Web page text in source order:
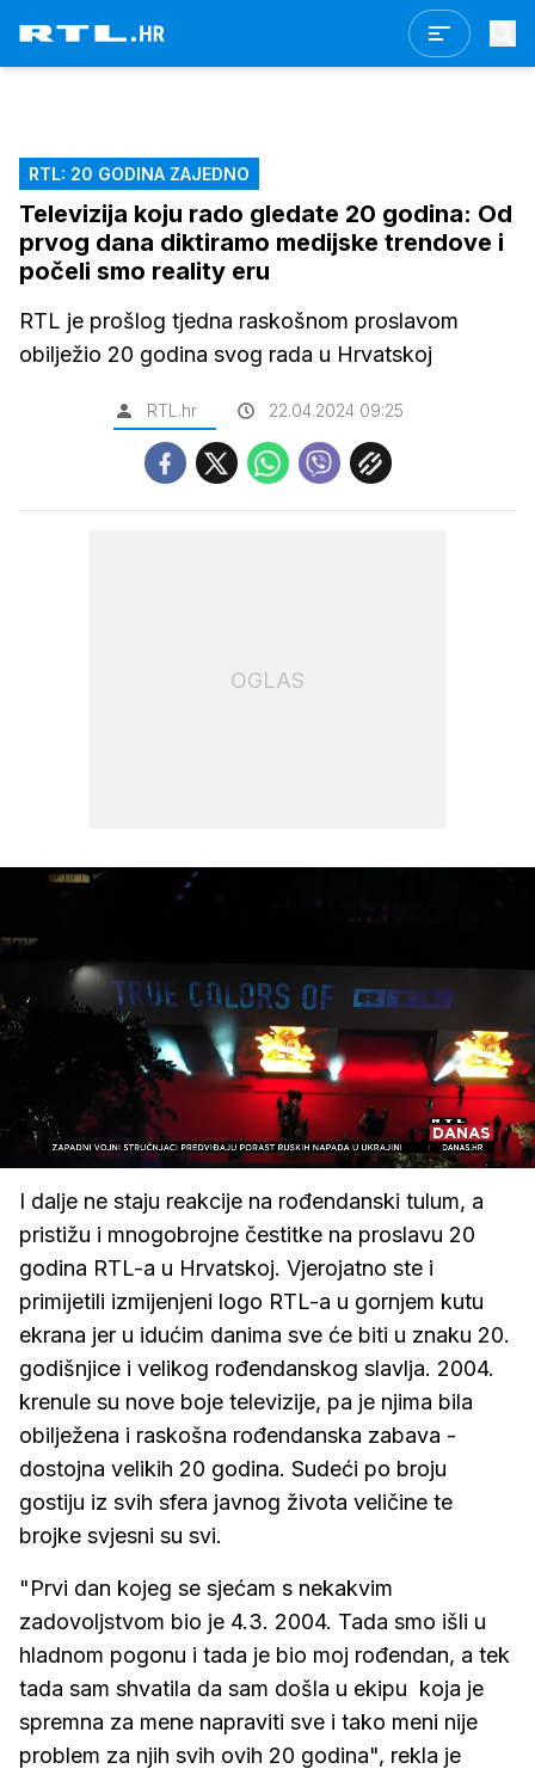
RTL: 20 GODINA ZAJEDNO
Televizija koju rado gledate 20 godina: Od
prvog dana diktiramo medijske trendove i
počeli smo reality eru
RTL je prošlog tjedna raskošnom proslavom
obilježio 20 godina svog rada u Hrvatskoj
RTL.hr 22.04.2024 09:25
OGLAS
Upali
zvuk
/
Loaded
25.74%
I dalje ne staju reakcije na rođendanski tulum, a
pristižu i mnogobrojne čestitke na proslavu 20
godina RTL-a u Hrvatskoj. Vjerojatno ste i
primijetili izmijenjeni logo RTL-a u gornjem kutu
ekrana jer u idućim danima sve će biti u znaku 20.
godišnjice i velikog rođendanskog slavlja. 2004.
krenule su nove boje televizije, pa je njima bila
obilježena i raskošna rođendanska zabava -
dostojna velikih 20 godina. Sudeći po broju
gostiju iz svih sfera javnog života veličine te
brojke svjesni su svi.
"Prvi dan kojeg se sjećam s nekakvim
zadovoljstvom bio je 4.3. 2004. Tada smo išli u
hladnom pogonu i tada je bio moj rođendan, a tek
tada sam shvatila da sam došla u ekipu koja je
spremna za mene napraviti sve i tako meni nije
problem za njih svih ovih 20 godina", rekla je